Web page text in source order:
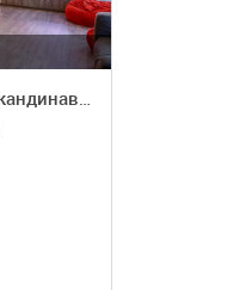
Norrlandloft (Норрланд Лофт) в скандинавском стиле